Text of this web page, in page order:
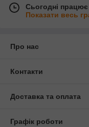
Сьогодні
Показати весь
Про нас
Контакти
Доставка та оплата
Графік роботи